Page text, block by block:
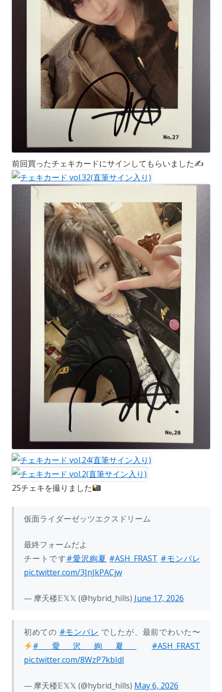
前回買ったチェキカードにサインしてもらいました✍️
2Sチェキを撮りました
仮面ライダーゼッツエクスドリーム
最終フォームだよ
チートです#愛沢絢夏 #ASH_FRAST #モンパレ
pic.twitter.com/3JnJkPACjw
— 摩天楼𝔼𝕏𝕏 (@hybrid_hills) June 17, 2026
初めての #モンパレ でしたが、最前でわいた〜
#愛沢絢夏
#ASH_FRAST
pic.twitter.com/8WzP7kbIdl
— 摩天楼𝔼𝕏𝕏 (@hybrid_hills) May 6, 2026